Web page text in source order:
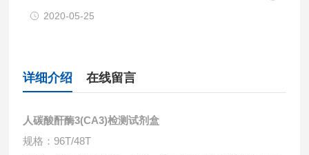
2020-05-25
详细介绍 在线留言
人碳酸酐酶3(CA3)检测试剂盒
规格：96T/48T